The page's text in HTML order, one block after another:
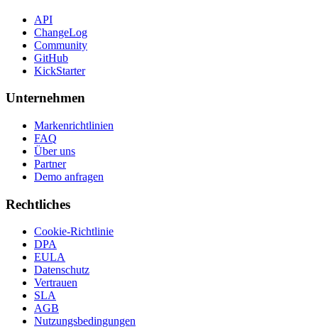
API
ChangeLog
Community
GitHub
KickStarter
Unternehmen
Markenrichtlinien
FAQ
Über uns
Partner
Demo anfragen
Rechtliches
Cookie-Richtlinie
DPA
EULA
Datenschutz
Vertrauen
SLA
AGB
Nutzungsbedingungen